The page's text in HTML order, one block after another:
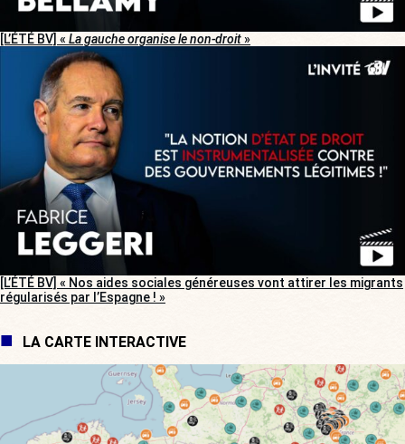
[L’ÉTÉ BV] « La gauche organise le non-droit»
[L’ÉTÉ BV] « Nos aides sociales généreuses vont attirer les migrants
régularisés par l’Espagne ! »
LA CARTE INTERACTIVE